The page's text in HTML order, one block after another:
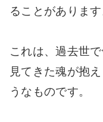
ることがあります
これは、過去世
見てきた魂が抱
うなものです。